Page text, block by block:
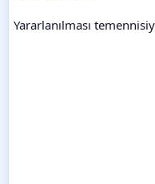
Yararlanılması